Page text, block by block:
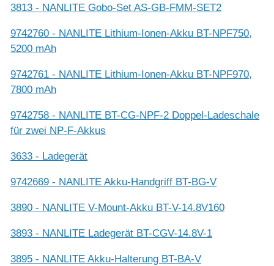
3813 - NANLITE Gobo-Set AS-GB-FMM-SET2
9742760 - NANLITE Lithium-Ionen-Akku BT-NPF750,
5200 mAh
9742761 - NANLITE Lithium-Ionen-Akku BT-NPF970,
7800 mAh
9742758 - NANLITE BT-CG-NPF-2 Doppel-Ladeschale
für zwei NP-F-Akkus
3633 - Ladegerät
9742669 - NANLITE Akku-Handgriff BT-BG-V
3890 - NANLITE V-Mount-Akku BT-V-14.8V160
3893 - NANLITE Ladegerät BT-CGV-14.8V-1
3895 - NANLITE Akku-Halterung BT-BA-V